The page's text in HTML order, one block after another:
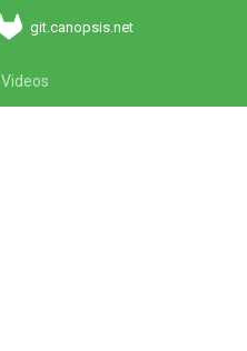
git.canopsis.net
Videos